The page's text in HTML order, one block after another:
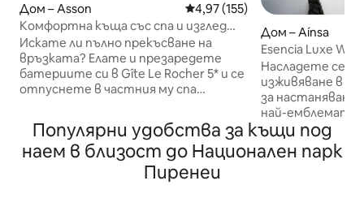
Дом – Asson Средна оценка: 4,97 от 5,
4,97 (155)
Комфортна къща със спа и изглед
към Пиренеите
Искате ли пълно прекъсване на
връзката? Елате и презаредете
батериите си в Gîte Le Rocher 5* и се
отпуснете в частния му спа
цялата година, с изглед към
Пиренеите, заобиколени от
спокойствието на успокояващата
природа! Тази ваканционна къща ще
ви предложи всички удобства, от
Дом – Aínsa
Esencia Luxe Wi-
паркинг|вана
Насладете се на
изживяване в
за
най-
Пиренеите и
съчетава
Wi-Fi| барбекю|
Популярни удобства за къщи под
наем в близост до Национален парк
Пиренеи